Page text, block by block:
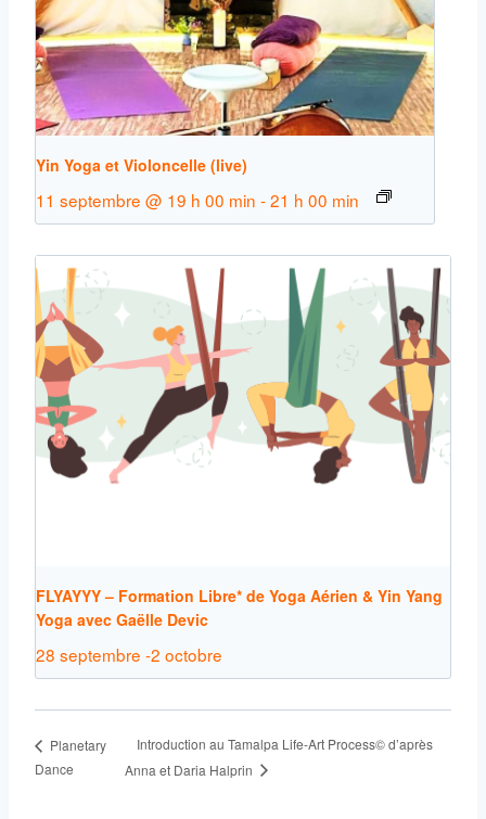
Yin Yoga et Violoncelle (live)
11 septembre @ 19 h 00 min -21 h 00 min
FLYAYYY – Formation Libre* de Yoga Aérien & Yin Yang
Yoga avec Gaëlle Devic
28 septembre -2 octobre
Planetary
Dance
Introduction au Tamalpa Life-Art Process© d’après
Anna et Daria Halprin